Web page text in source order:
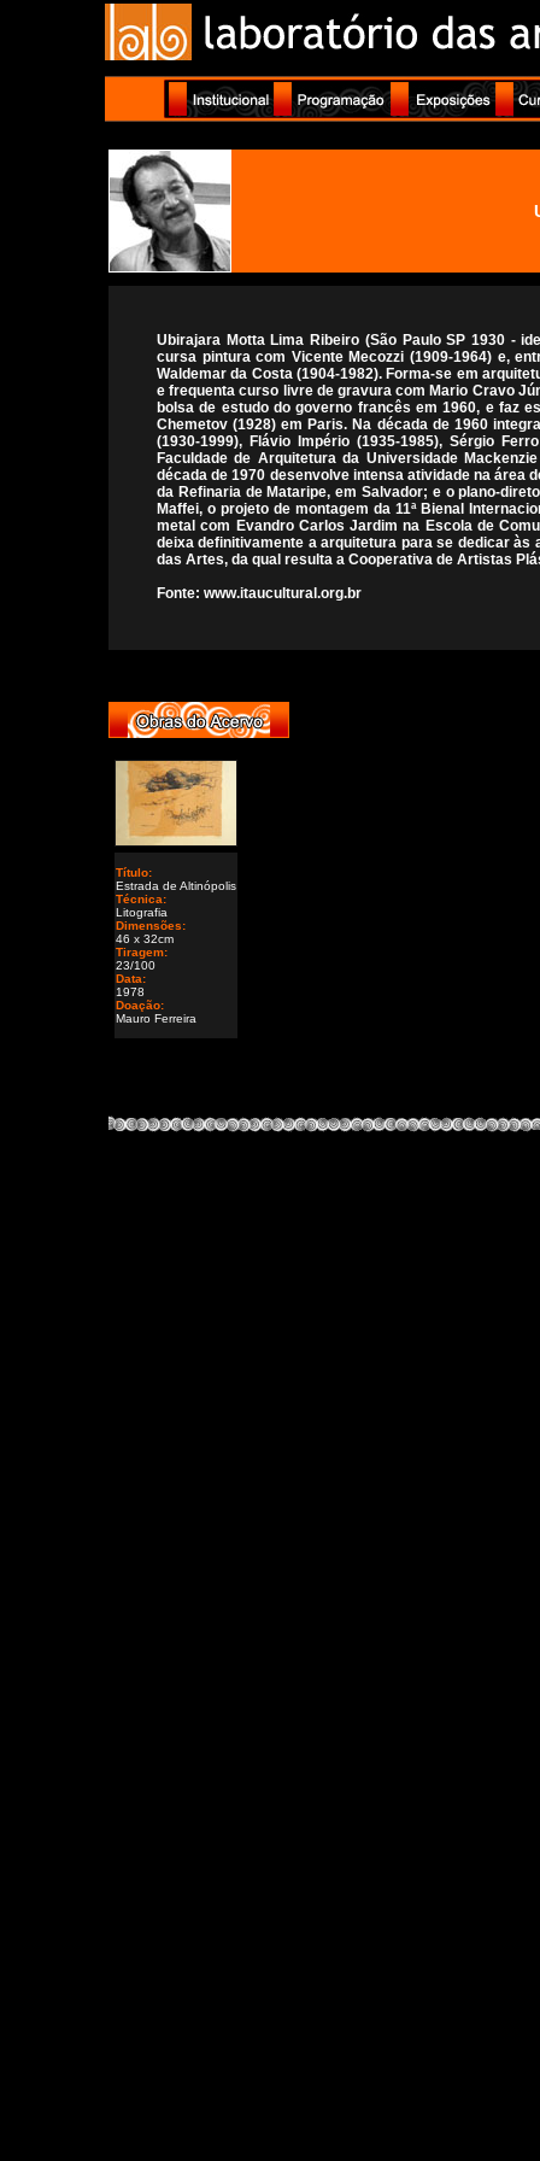
Ubirajara Motta Lima Ribeiro (São Paulo SP 1930 -
cursa pintura com Vicente Mecozzi (1909-1964) e,
Waldemar da Costa (1904-1982). Forma-se em
e frequenta curso livre de gravura com Mario Cravo
bolsa de estudo do governo francês em 1960, e faz
Chemetov (1928) em Paris. Na década de 1960
(1930-1999), Flávio Império (1935-1985), Sérgio
Faculdade de Arquitetura da Universidade
década de 1970 desenvolve intensa atividade na
da Refinaria de Mataripe, em Salvador; e o plano-
Maffei, o projeto de montagem da 11ª Bienal
metal com Evandro Carlos Jardim na Escola de
deixa definitivamente a arquitetura para se dedicar às
das Artes, da qual resulta a Cooperativa de Artistas
Fonte: www.itaucultural.org.br
Título:
Estrada de Altinópolis
Técnica:
Litografia
Dimensões:
46 x 32cm
Tiragem:
23/100
Data:
1978
Doação:
Mauro Ferreira